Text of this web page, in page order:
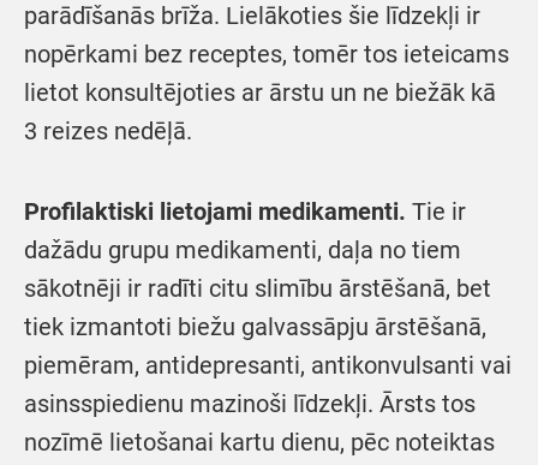
parādīšanās brīža. Lielākoties šie līdzekļi ir
nopērkami bez receptes, tomēr tos ieteicams
lietot konsultējoties ar ārstu un ne biežāk kā
3 reizes nedēļā.
Profilaktiski lietojami medikamenti. Tie ir
dažādu grupu medikamenti, daļa no tiem
sākotnēji ir radīti citu slimību ārstēšanā, bet
tiek izmantoti biežu galvassāpju ārstēšanā,
piemēram, antidepresanti, antikonvulsanti vai
asinsspiedienu mazinoši līdzekļi. Ārsts tos
nozīmē lietošanai kartu dienu, pēc noteiktas